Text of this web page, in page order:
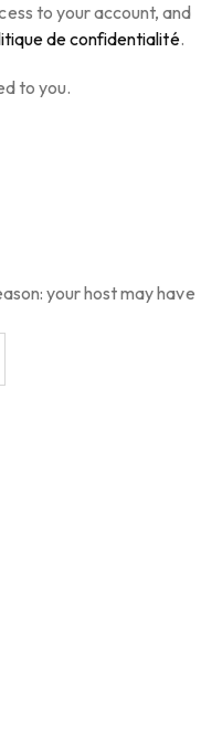
to your account, and
de confidentialité.
to you.
your host may have